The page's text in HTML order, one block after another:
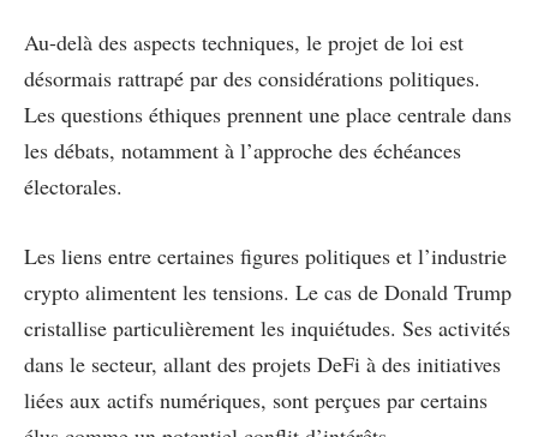
Au-delà des aspects techniques, le projet de loi est
désormais rattrapé par des considérations politiques.
Les questions éthiques prennent une place centrale dans
les débats, notamment à l’approche des échéances
électorales.
Les liens entre certaines figures politiques et l’industrie
crypto alimentent les tensions. Le cas de Donald Trump
cristallise particulièrement les inquiétudes. Ses activités
dans le secteur, allant des projets DeFi à des initiatives
liées aux actifs numériques, sont perçues par certains